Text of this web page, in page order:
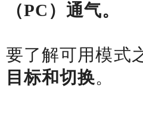
（PC）通气。
要了解可用模式
目标和切换。